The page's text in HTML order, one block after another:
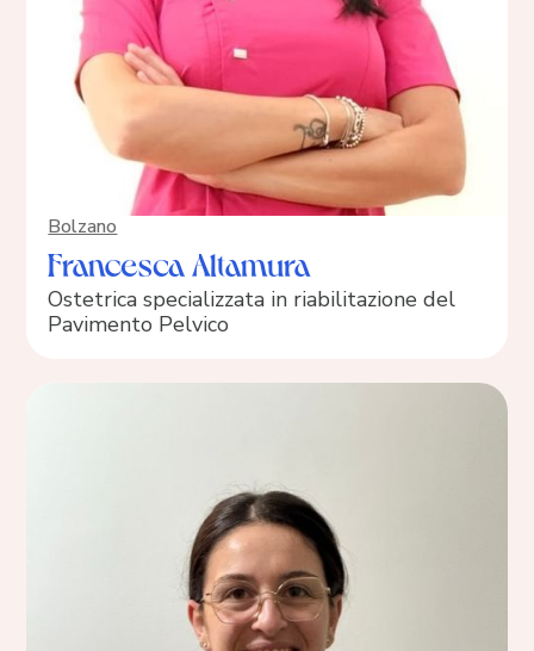
Bolzano
Francesca Altamura
Ostetrica specializzata in riabilitazione del
Pavimento Pelvico